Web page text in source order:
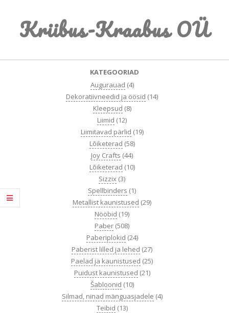
contentKriibus-Kraabus OÜ
KATEGOORIAD
Augurauad (4)
Dekoratiivneedid ja öösid (14)
Kleepsud (8)
Liimid (12)
Liimitavad pärlid (19)
Lõiketerad (58)
Joy Crafts (44)
Lõiketerad (10)
Sizzix (3)
Spellbinders (1)
Metallist kaunistused (29)
Nööbid (19)
Paber (508)
Paberiplokid (24)
Paberist lilled ja lehed (27)
Paelad ja kaunistused (25)
Puidust kaunistused (21)
Šabloonid (10)
Silmad, ninad mänguasjadele (4)
Teibid (13)